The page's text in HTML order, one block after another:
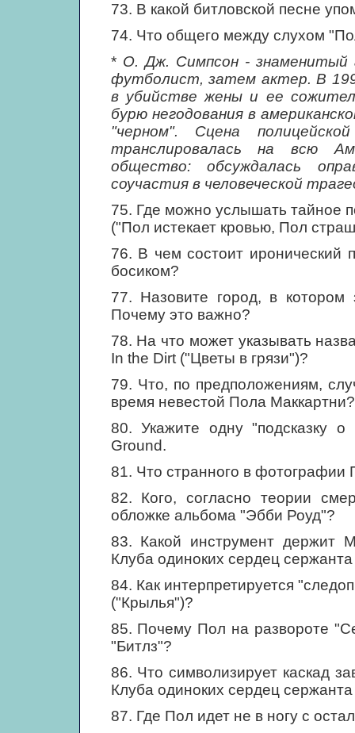
73. В какой битловской песне
74. Что общего между слухом
* О. Дж. Симпсон - знаменитый
футболист, затем актер. В
в убийстве жены и ее
бурю негодования в
"черном". Сцена
транслировалась на всю
общество: обсуждалась
соучастия в человеческой
75. Где можно услышать тайное
("Пол истекает кровью, Пол
76. В чем состоит иронический
босиком?
77. Назовите город, в
Почему это важно?
78. На что может указывать
In the Dirt ("Цветы в грязи")?
79. Что, по предположениям,
время невестой Пола Маккартни?
80. Укажите одну "подсказку
Ground.
81. Что странного в фотографии
82. Кого, согласно теории
обложке альбома "Эбби Роуд"?
83. Какой инструмент держит
Клуба одиноких сердец
84. Как интерпретируется
("Крылья")?
85. Почему Пол на развороте
"Битлз"?
86. Что символизирует каскад
Клуба одиноких сердец
87. Где Пол идет не в ногу с